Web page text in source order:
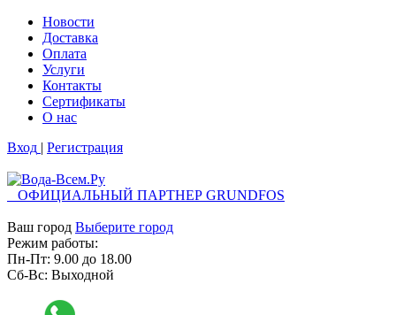
Новости
Доставка
Оплата
Услуги
Контакты
Cертификаты
О нас
Вход | Регистрация
ОФИЦИАЛЬНЫЙ ПАРТНЕР GRUNDFOS
Ваш город Выберите город
Режим работы:
Пн-Пт: 9.00 до 18.00
Сб-Вс: Выходной